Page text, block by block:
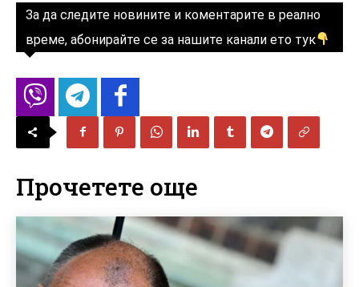
За да следите новините и коментарите в реално
време, абонирайте се за нашите канали ето тук
Прочетете още